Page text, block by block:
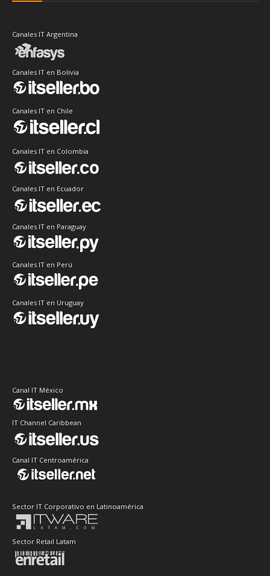
Canales IT Argentina
Canales IT en Bolivia
Canales IT en Chile
Canales IT en Colombia
Canales IT en Ecuador
Canales IT en Paraguay
Canales IT en Perú
Canales IT en Uruguay
Canal IT México
IT Channel Caribbean
Canal IT Centroamérica
Sector IT Corporativo en Latinoamérica
Sector Retail Latam